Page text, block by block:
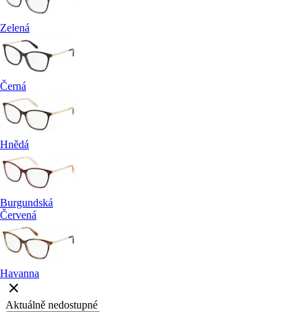
Zelená
Černá
Hnědá
Burgundská
Červená
Havanna
Aktuálně nedostupné